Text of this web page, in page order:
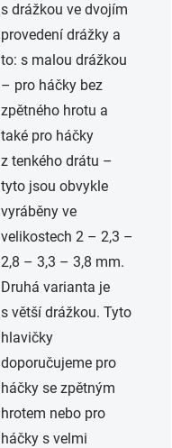
s drážkou ve dvojím
provedení drážky a
to: s malou drážkou
– pro háčky bez
zpětného hrotu a
také pro háčky
z tenkého drátu –
tyto jsou obvykle
vyráběny ve
velikostech 2 – 2,3 –
2,8 – 3,3 – 3,8 mm.
Druhá varianta je
s větší drážkou. Tyto
hlavičky
doporučujeme pro
háčky se zpětným
hrotem nebo pro
háčky s velmi